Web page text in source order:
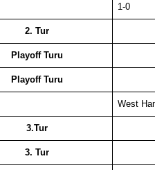
1-0
2. Tur
Playoff Turu
Playoff Turu
West
3.Tur
3. Tur